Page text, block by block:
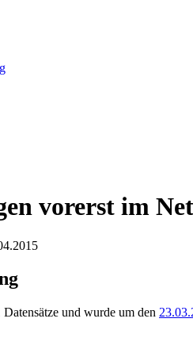
vorerst im
und wurde um den